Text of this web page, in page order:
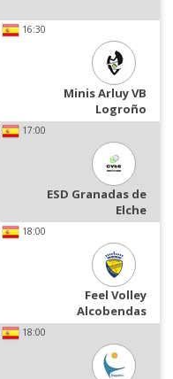
16:30
Minis Arluy VB
Logroño
17:00
ESD Granadas de
Elche
18:00
Feel Volley
Alcobendas
18:00